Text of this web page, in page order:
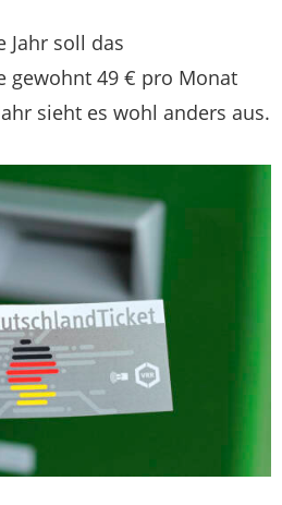
Jahr soll das
gewohnt 49 € pro Monat
sieht es wohl anders aus.